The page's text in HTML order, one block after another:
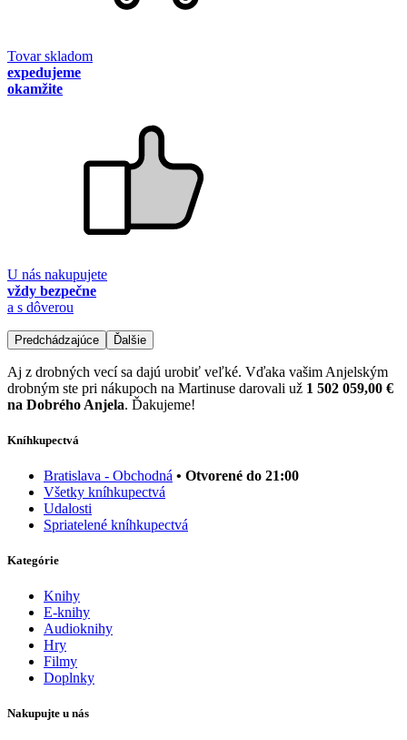
Tovar skladom
expedujeme
okamžite
U nás nakupujete
vždy bezpečne
a s dôverou
Predchádzajúce Ďalšie
Aj z drobných vecí sa dajú urobiť veľké. Vďaka vašim Anjelským
drobným ste pri nákupoch na Martinuse darovali už 1 502 059,00 €
na Dobrého Anjela. Ďakujeme!
Kníhkupectvá
Bratislava - Obchodná • Otvorené do 21:00
Všetky kníhkupectvá
Udalosti
Spriatelené kníhkupectvá
Kategórie
Knihy
E-knihy
Audioknihy
Hry
Filmy
Doplnky
Nakupujte u nás